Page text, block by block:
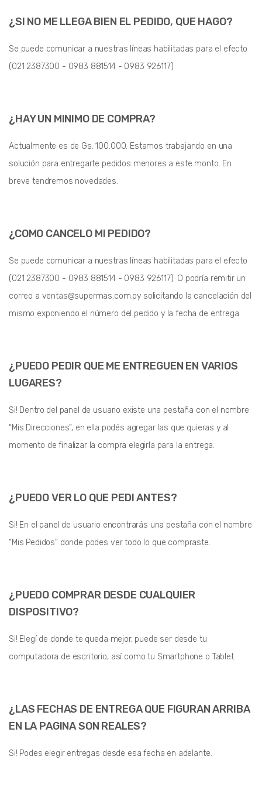
¿SI NO ME LLEGA BIEN EL PEDIDO, QUE HAGO?
Se puede comunicar a nuestras líneas habilitadas para el efecto
(021 2387300 - 0983 881514 - 0983 926117).
¿HAY UN MINIMO DE COMPRA?
Actualmente es de Gs. 100.000. Estamos trabajando en una
solución para entregarte pedidos menores a este monto. En
breve tendremos novedades.
¿COMO CANCELO MI PEDIDO?
Se puede comunicar a nuestras líneas habilitadas para el efecto
(021 2387300 - 0983 881514 - 0983 926117). O podría remitir un
correo a ventas@supermas.com.py solicitando la cancelación del
mismo exponiendo el número del pedido y la fecha de entrega.
¿PUEDO PEDIR QUE ME ENTREGUEN EN VARIOS
LUGARES?
Si! Dentro del panel de usuario existe una pestaña con el nombre
“Mis Direcciones”, en ella podés agregar las que quieras y al
momento de finalizar la compra elegirla para la entrega.
¿PUEDO VER LO QUE PEDI ANTES?
Si! En el panel de usuario encontrarás una pestaña con el nombre
“Mis Pedidos” donde podes ver todo lo que compraste.
¿PUEDO COMPRAR DESDE CUALQUIER
DISPOSITIVO?
Si! Elegí de donde te queda mejor, puede ser desde tu
computadora de escritorio, así como tu Smartphone o Tablet.
¿LAS FECHAS DE ENTREGA QUE FIGURAN ARRIBA
EN LA PAGINA SON REALES?
Si! Podes elegir entregas desde esa fecha en adelante.